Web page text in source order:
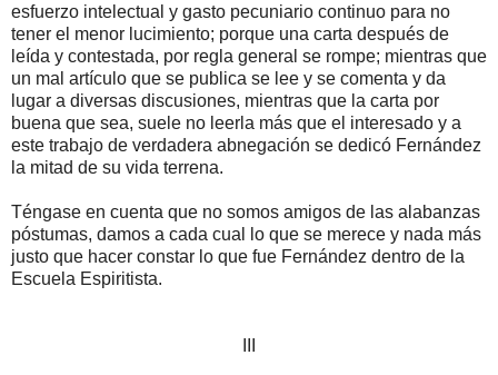
esfuerzo intelectual y gasto pecuniario continuo para no
tener el menor lucimiento; porque una carta después de
leída y contestada, por regla general se rompe; mientras que
un mal artículo que se publica se lee y se comenta y da
lugar a diversas discusiones, mientras que la carta por
buena que sea, suele no leerla más que el interesado y a
este trabajo de verdadera abnegación se dedicó Fernández
la mitad de su vida terrena.
Téngase en cuenta que no somos amigos de las alabanzas
póstumas, damos a cada cual lo que se merece y nada más
justo que hacer constar lo que fue Fernández dentro de la
Escuela Espiritista.